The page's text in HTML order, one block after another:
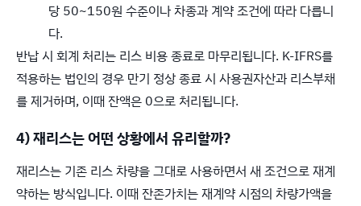
당 50~150원 수준이나 차종과 계약 조건에 따라 다릅니
다.
반납 시 회계 처리는 리스 비용 종료로 마무리됩니다. K-IFRS를
적용하는 법인의 경우 만기 정상 종료 시 사용권자산과 리스부채
를 제거하며, 이때 잔액은 0으로 처리됩니다.
4) 재리스는 어떤 상황에서 유리할까?
재리스는 기존 리스 차량을 그대로 사용하면서 새 조건으로 재계
약하는 방식입니다. 이때 잔존가치는 재계약 시점의 차량가액을